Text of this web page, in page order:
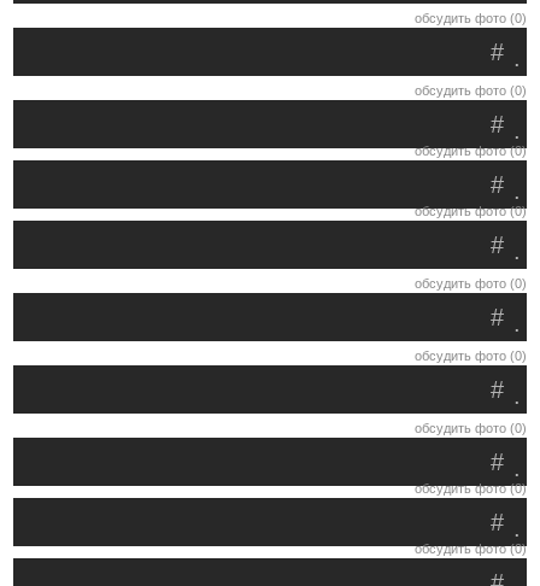
обсудить фото (0)
.
#
обсудить фото (0)
.
#
обсудить фото (0)
.
#
обсудить фото (0)
.
#
обсудить фото (0)
.
#
обсудить фото (0)
.
#
обсудить фото (0)
.
#
обсудить фото (0)
.
#
обсудить фото (0)